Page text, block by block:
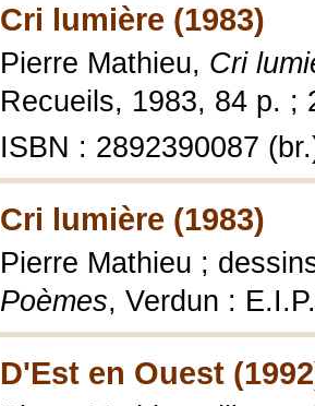
Cri lumière (1983)
Pierre Mathieu, Cri
Recueils, 1983, 84 p. ;
ISBN : 2892390087
Cri lumière (1983)
Pierre Mathieu ;
Poèmes, Verdun :
D'Est en Ouest